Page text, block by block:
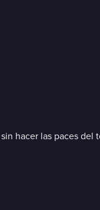
hacer las paces